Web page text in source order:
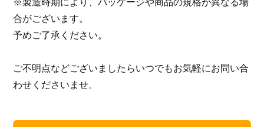
※製造時期により、パッケージや商品の規格が異なる場
合がございます。
予めご了承ください。
ご不明点などございましたらいつでもお気軽にお問い合
わせくださいませ。